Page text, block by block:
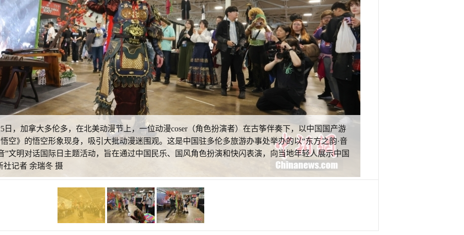
日，加拿大多伦多，在北美动漫节上，一位动漫coser（角色扮演者）在古筝伴奏下，以中国国产游
空》的悟空形象现身，吸引大批动漫迷围观。这是中国驻多伦多旅游办事处举办的以“东方之韵·音
”文明对话国际日主题活动，旨在通过中国民乐、国风角色扮演和快闪表演，向当地年轻人展示中国
社记者 余瑞冬 摄